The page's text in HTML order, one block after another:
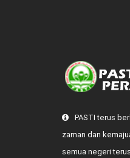
PASTI terus
zaman dan
semua negeri